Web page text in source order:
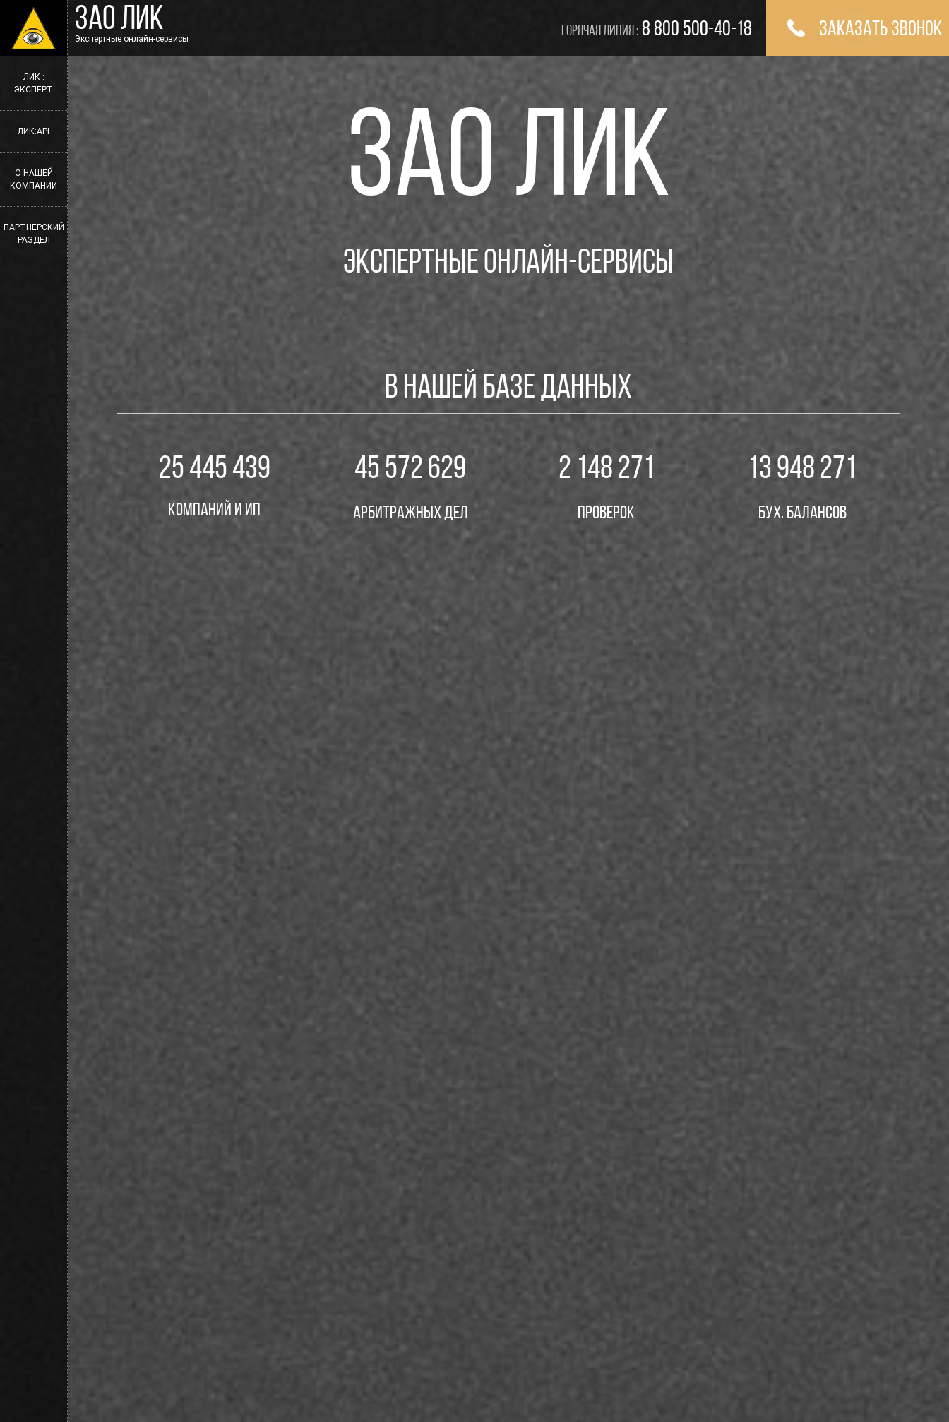
ЛИК :
ЭКСПЕРТ
ЛИК:API
О НАШЕЙ
КОМПАНИИ
ПАРТНЕРСКИЙ
РАЗДЕЛ
ЗАО ЛИК
Экспертные онлайн-сервисы
Горячая линия : 8 800 500-40-18 Заказать звонок
ЗАО ЛИК
Экспертные онлайн-сервисы
В нашей базе данных
25 560 738
Компаний и ИП
45 572 629
Арбитражных дел
2 148 271
Проверок
13 948 271
Бух. Балансов